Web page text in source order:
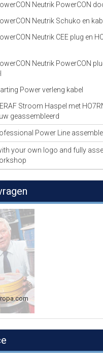
Neutrik PowerCON
Neutrik Schuko en
Neutrik CEE plug en
Neutrik PowerCON
Power verleng kabel
Stroom Haspel met
geassembleerd
Power Line
your own logo and fully